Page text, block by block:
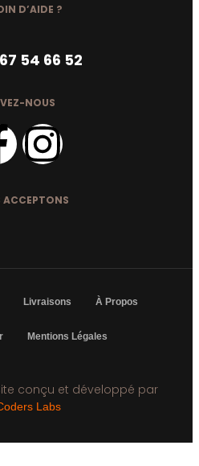
D’AIDE ?
54 66 52
NOUS
ACCEPTONS
Livraisons À Propos
Mentions Légales
conçu et développé par
Labs